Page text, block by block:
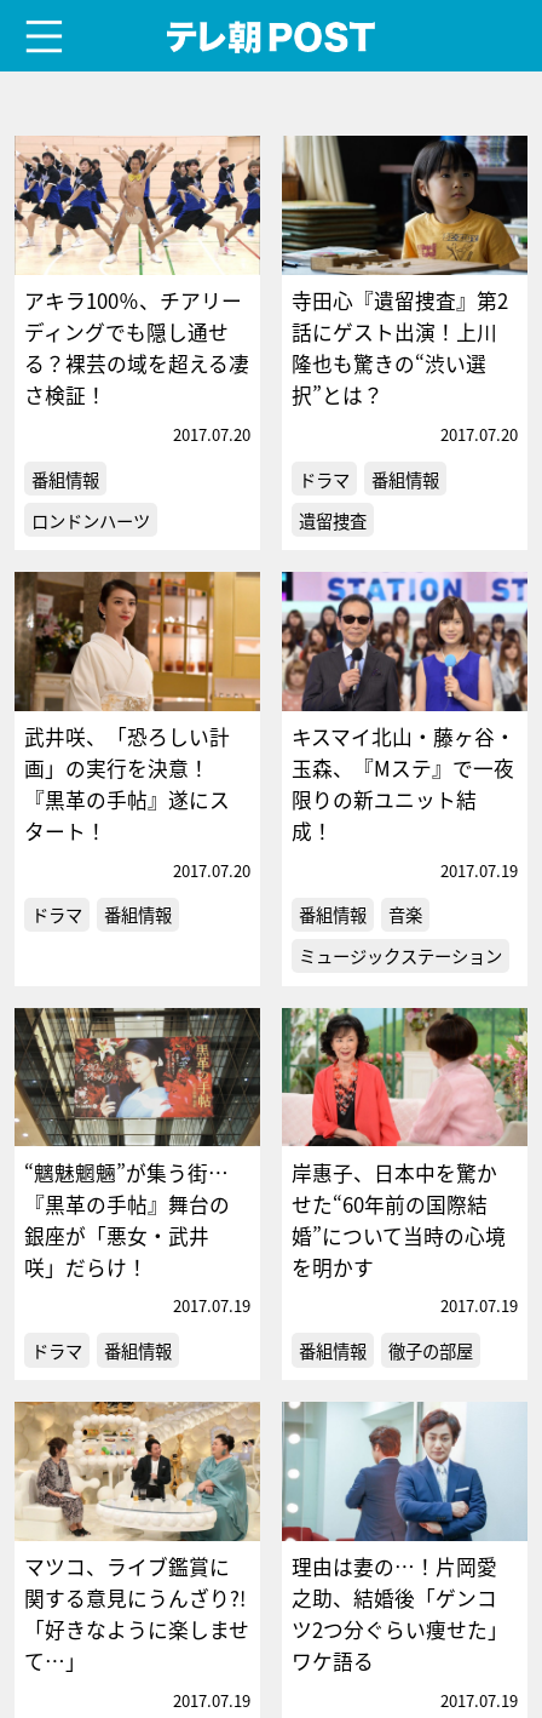
アキラ100％、チアリー
ディングでも隠し通せ
る？裸芸の域を超える凄
さ検証！
2017.07.20
番組情報
ロンドンハーツ
寺田心『遺留捜査』第2
話にゲスト出演！上川
隆也も驚きの“渋い選
択”とは？
2017.07.20
ドラマ
番組情報
遺留捜査
武井咲、「恐ろしい計
画」の実行を決意！
『黒革の手帖』遂にス
タート！
2017.07.20
ドラマ 番組情報
キスマイ北山・藤ヶ谷・
玉森、『Mステ』で一夜
限りの新ユニット結
成！
2017.07.19
番組情報
音楽
ミュージックステーション
“魑魅魍魎”が集う街…
『黒革の手帖』舞台の
銀座が「悪女・武井
咲」だらけ！
2017.07.19
ドラマ 番組情報
岸惠子、日本中を驚か
せた“60年前の国際結
婚”について当時の心境
を明かす
2017.07.19
番組情報 徹子の部屋
マツコ、ライブ鑑賞に
関する意見にうんざり?!
「好きなように楽しませ
て…」
2017.07.19
理由は妻の…！片岡愛
之助、結婚後「ゲンコ
ツ2つ分ぐらい痩せた」
ワケ語る
2017.07.19